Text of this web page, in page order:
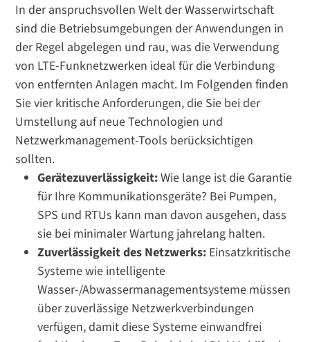
In der anspruchsvollen Welt der Wasserwirtschaft
sind die Betriebsumgebungen der Anwendungen in
der Regel abgelegen und rau, was die Verwendung
von LTE-Funknetzwerken ideal für die Verbindung
von entfernten Anlagen macht. Im Folgenden finden
Sie vier kritische Anforderungen, die Sie bei der
Umstellung auf neue Technologien und
Netzwerkmanagement-Tools berücksichtigen
sollten.
Gerätezuverlässigkeit:Wie lange ist die Garantie
für Ihre Kommunikationsgeräte? Bei Pumpen,
SPS und RTUs kann man davon ausgehen, dass
sie bei minimaler Wartung jahrelang halten.
Zuverlässigkeit des Netzwerks: Einsatzkritische
Systeme wie intelligente
Wasser-/Abwassermanagementsysteme müssen
über zuverlässige Netzwerkverbindungen
verfügen, damit diese Systeme einwandfrei